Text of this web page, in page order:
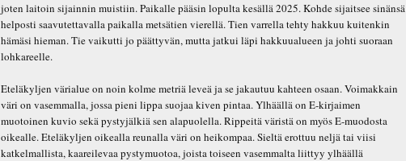
joten laitoin sijainnin muistiin. Paikalle pääsin lopulta kesällä 2025. Kohde sijaitsee sinänsä
helposti saavutettavalla paikalla metsätien vierellä. Tien varrella tehty hakkuu kuitenkin
hämäsi hieman. Tie vaikutti jo päättyvän, mutta jatkui läpi hakkuualueen ja johti suoraan
lohkareelle.
Eteläkyljen värialue on noin kolme metriä leveä ja se jakautuu kahteen osaan. Voimakkain
väri on vasemmalla, jossa pieni lippa suojaa kiven pintaa. Ylhäällä on E-kirjaimen
muotoinen kuvio sekä pystyjälkiä sen alapuolella. Rippeitä väristä on myös E-muodosta
oikealle. Eteläkyljen oikealla reunalla väri on heikompaa. Sieltä erottuu neljä tai viisi
katkelmallista, kaareilevaa pystymuotoa, joista toiseen vasemmalta liittyy ylhäällä